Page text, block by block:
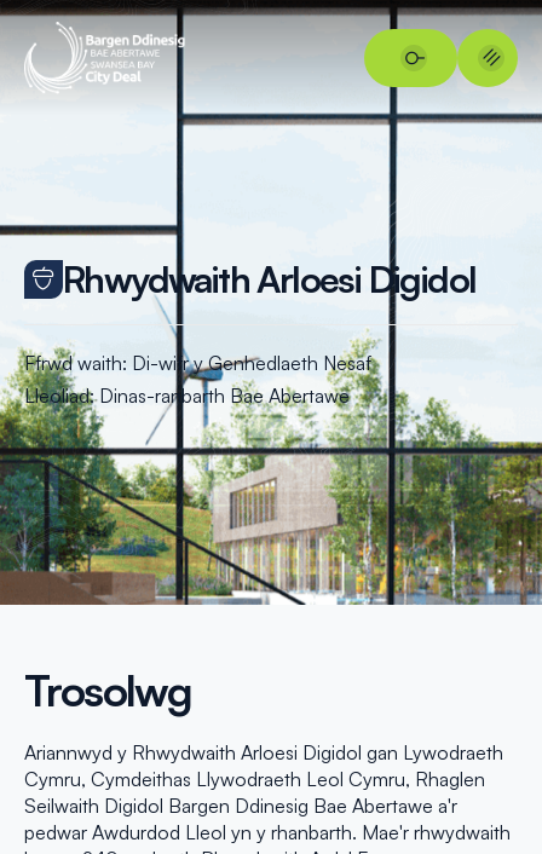
Rhwydwaith Arloesi Digidol
Ffrwd waith: Di-wifr y Genhedlaeth Nesaf
Lleoliad: Dinas-ranbarth Bae Abertawe
Trosolwg
Ariannwyd y Rhwydwaith Arloesi Digidol gan Lywodraeth
Cymru, Cymdeithas Llywodraeth Leol Cymru, Rhaglen
Seilwaith Digidol Bargen Ddinesig Bae Abertawe a'r
pedwar Awdurdod Lleol yn y rhanbarth. Mae'r rhwydwaith